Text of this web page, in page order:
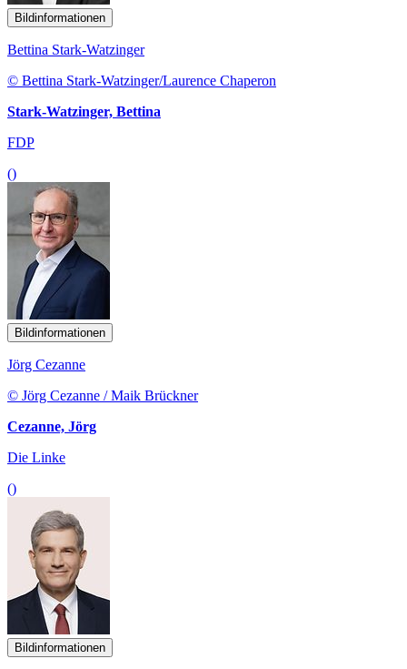
Bildinformationen
Bettina Stark-Watzinger
© Bettina Stark-Watzinger/Laurence Chaperon
Stark-Watzinger, Bettina
FDP
()
Bildinformationen
Jörg Cezanne
© Jörg Cezanne / Maik Brückner
Cezanne, Jörg
Die Linke
()
Bildinformationen